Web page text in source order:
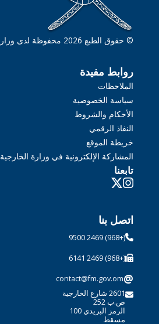
© حقوق الطبع 2026 محفوظة لدى وزارة الخارجية
روابط مفيدة
الملاحظات
سياسة الخصوصية
الأحكام والشروط
النفاذ الرقمي
خريطة الموقع
المشاركة الإلكترونية في وزارة الخارجية
تابعنا
اتصل بنا
(+968) 2469 9500
(+968) 2469 6141
@
contact@fm.gov.om
2601 شارع الخارجية
ص.ب 252
الرمز البريدي 100
مسقط